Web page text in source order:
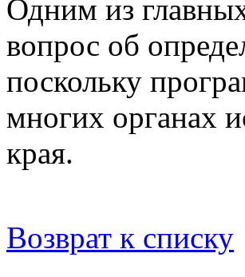
Одним из
вопрос об
поскольку
многих органах
края.
Возврат к списку